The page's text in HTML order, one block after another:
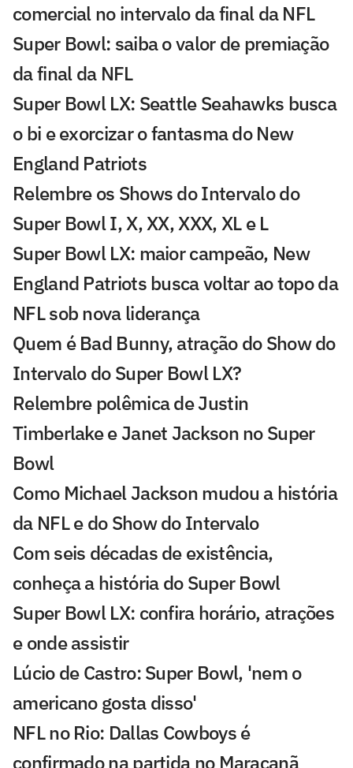
comercial no intervalo da final da NFL
Super Bowl: saiba o valor de premiação
da final da NFL
Super Bowl LX: Seattle Seahawks busca
o bi e exorcizar o fantasma do New
England Patriots
Relembre os Shows do Intervalo do
Super Bowl I, X, XX, XXX, XL e L
Super Bowl LX: maior campeão, New
England Patriots busca voltar ao topo da
NFL sob nova liderança
Quem é Bad Bunny, atração do Show do
Intervalo do Super Bowl LX?
Relembre polêmica de Justin
Timberlake e Janet Jackson no Super
Bowl
Como Michael Jackson mudou a história
da NFL e do Show do Intervalo
Com seis décadas de existência,
conheça a história do Super Bowl
Super Bowl LX: confira horário, atrações
e onde assistir
Lúcio de Castro: Super Bowl, 'nem o
americano gosta disso'
NFL no Rio: Dallas Cowboys é
confirmado na partida no Maracanã